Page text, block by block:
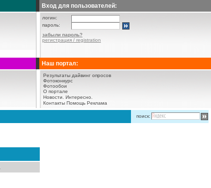
Вход для пользователей:
логин:
пароль:
забыли пароль?
регистрация / registration
Наш портал:
Результаты дайвинг опросов
Фотоконкурс
Фотообои
О портале
Новости.
Интересно.
Контакты Помощь Реклама
поиск: